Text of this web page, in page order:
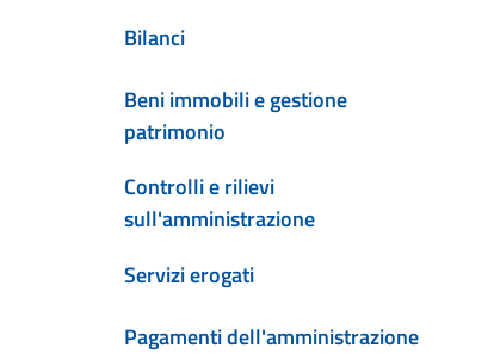
Bilanci
Beni immobili e gestione
patrimonio
Controlli e rilievi
sull'amministrazione
Servizi erogati
Pagamenti dell'amministrazione